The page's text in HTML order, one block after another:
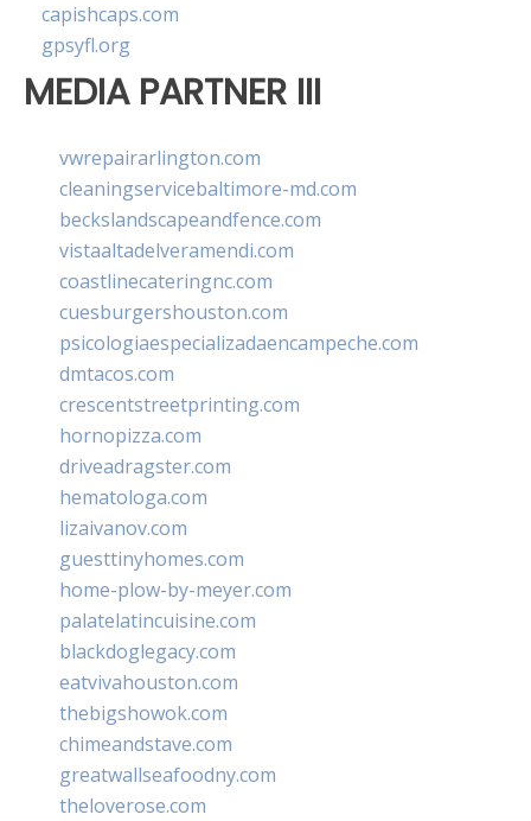
capishcaps.com
gpsyfl.org
MEDIA PARTNER III
vwrepairarlington.com
cleaningservicebaltimore-md.com
beckslandscapeandfence.com
vistaaltadelveramendi.com
coastlinecateringnc.com
cuesburgershouston.com
psicologiaespecializadaencampeche.com
dmtacos.com
crescentstreetprinting.com
hornopizza.com
driveadragster.com
hematologa.com
lizaivanov.com
guesttinyhomes.com
home-plow-by-meyer.com
palatelatincuisine.com
blackdoglegacy.com
eatvivahouston.com
thebigshowok.com
chimeandstave.com
greatwallseafoodny.com
theloverose.com